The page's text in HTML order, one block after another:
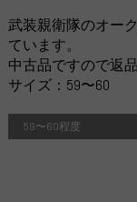
武装親衛隊のオー
ています。
中古品ですので返
サイズ：59〜60
59〜60程度